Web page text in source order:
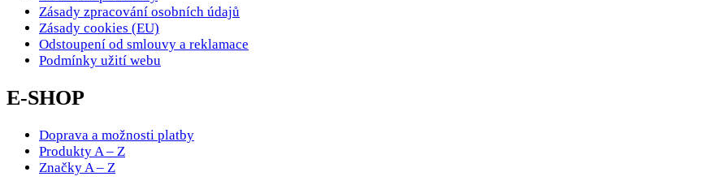
Zásady zpracování osobních údajů
Zásady cookies (EU)
Odstoupení od smlouvy a reklamace
Podmínky užití webu
E-SHOP
Doprava a možnosti platby
Produkty A – Z
Značky A – Z